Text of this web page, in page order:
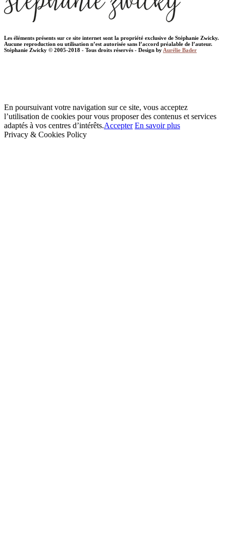
Les éléments présents sur ce site internet sont la propriété exclusive de Stéphanie Zwicky.
Aucune reproduction ou utilisation n’est autorisée sans l’accord préalable de l’auteur.
Stéphanie Zwicky © 2005-2018 - Tous droits réservés - Design by Aurélie Bader
En poursuivant votre navigation sur ce site, vous acceptez
l’utilisation de cookies pour vous proposer des contenus et services
adaptés à vos centres d’intérêts.Accepter En savoir plus
Privacy & Cookies Policy